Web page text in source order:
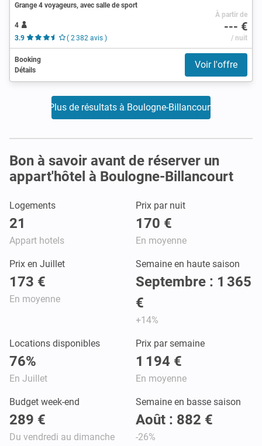
Grange 4 voyageurs, avec salle de sport
4
3.9
( 2 382 avis )
À partir de
--- €
/ nuit
Booking
Détails
Voir l'offre
Plus de résultats à Boulogne-Billancourt
Bon à savoir avant de réserver un
appart'hôtel à Boulogne-Billancourt
Logements
21
Appart hotels
Prix par nuit
170 €
En moyenne
Prix en Juillet
173 €
En moyenne
Semaine en haute saison
Septembre : 1 365
€
+14%
Locations disponibles
76%
En Juillet
Prix par semaine
1 194 €
En moyenne
Budget week-end
289 €
Du vendredi au dimanche
Semaine en basse saison
Août : 882 €
-26%